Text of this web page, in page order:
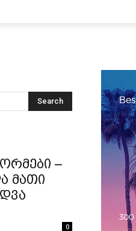
Search
–
მათი
0